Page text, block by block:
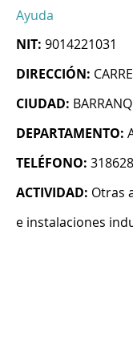
Ayuda
NIT: 9014221031
DIRECCIÓN:
CIUDAD:
DEPARTAMENTO:
TELÉFONO:
ACTIVIDAD: Otras
e instalaciones